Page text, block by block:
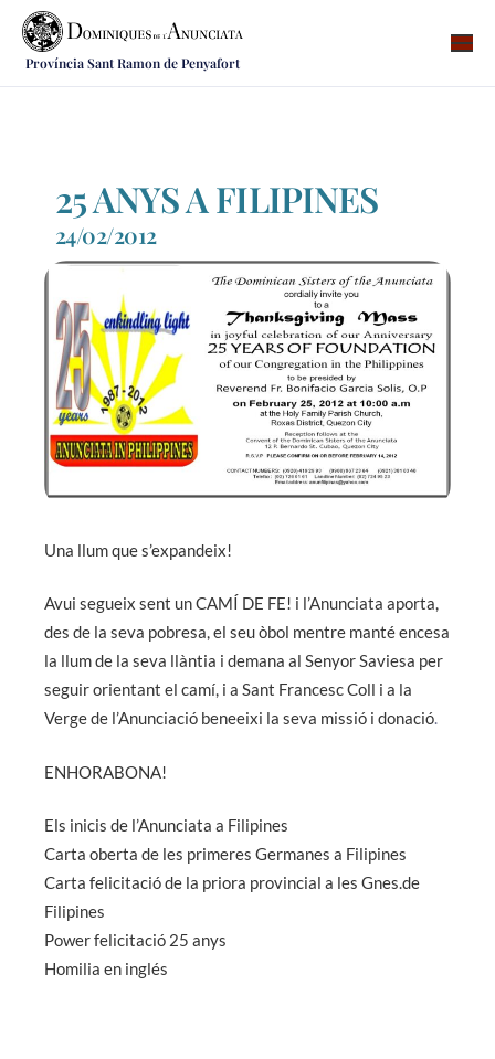
Província Sant Ramon de Penyafort
Qui som
Vocacions
Notícies
Recursos
Contacte
25 ANYS A FILIPINES
24/02/2012
Una llum que s’expandeix!
Avui segueix sent un CAMÍ DE FE! i l’Anunciata aporta,
des de la seva pobresa, el seu òbol mentre manté encesa
la llum de la seva llàntia i demana al Senyor Saviesa per
seguir orientant el camí, i a Sant Francesc Coll i a la
Verge de l’Anunciació beneeixi la seva missió i donació.
ENHORABONA!
Els inicis de l’Anunciata a Filipines
Carta oberta de les primeres Germanes a Filipines
Carta felicitació de la priora provincial a les Gnes.de
Filipines
Power felicitació 25 anys
Homilia en inglés